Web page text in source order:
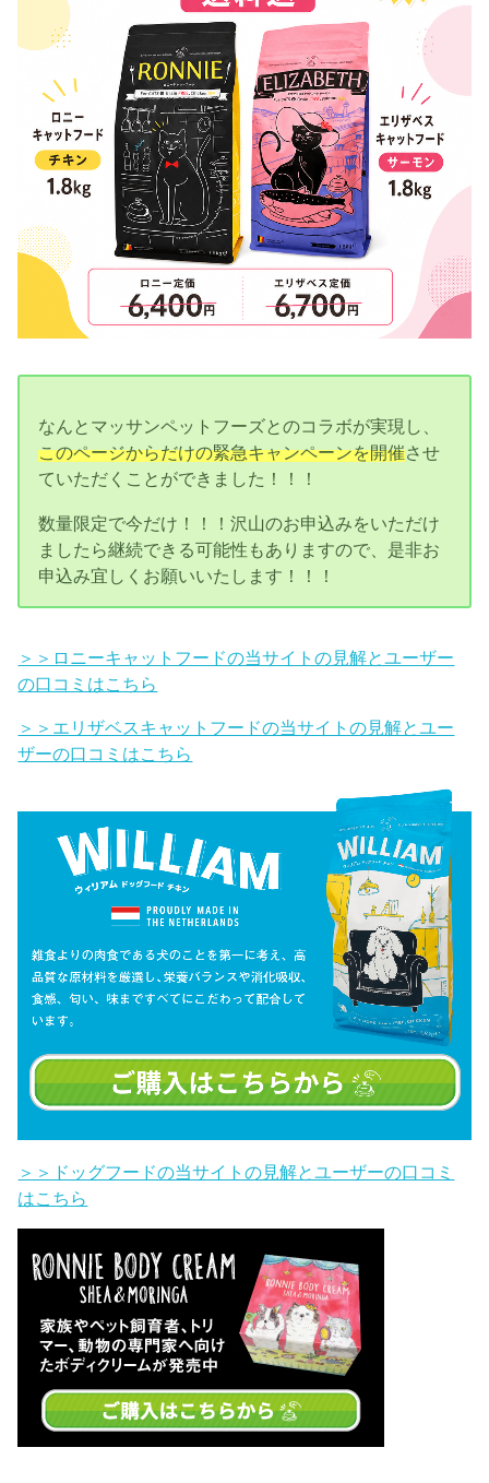
なんとマッサンペットフーズとのコラボが実現し、
このページからだけの緊急キャンペーンを開催させ
ていただくことができました！！！
数量限定で今だけ！！！沢山のお申込みをいただけ
ましたら継続できる可能性もありますので、是非お
申込み宜しくお願いいたします！！！
＞＞ロニーキャットフードの当サイトの見解とユーザー
の口コミはこちら
＞＞エリザベスキャットフードの当サイトの見解とユー
ザーの口コミはこちら
＞＞ドッグフードの当サイトの見解とユーザーの口コミ
はこちら